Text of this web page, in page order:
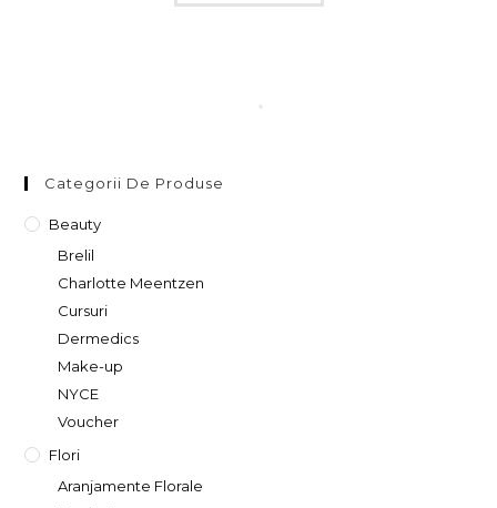
Categorii De Produse
Beauty
Brelil
Charlotte Meentzen
Cursuri
Dermedics
Make-up
NYCE
Voucher
Flori
Aranjamente Florale